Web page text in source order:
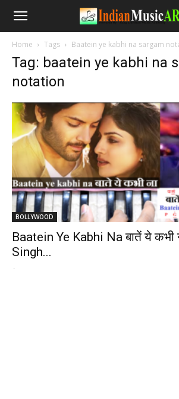
Home Tags Baatein ye kabhi na sargam
Tag: baatein ye kabhi na
notation
BOLLYWOOD
Baatein Ye Kabhi Na बातें ये कभी
Singh...
-